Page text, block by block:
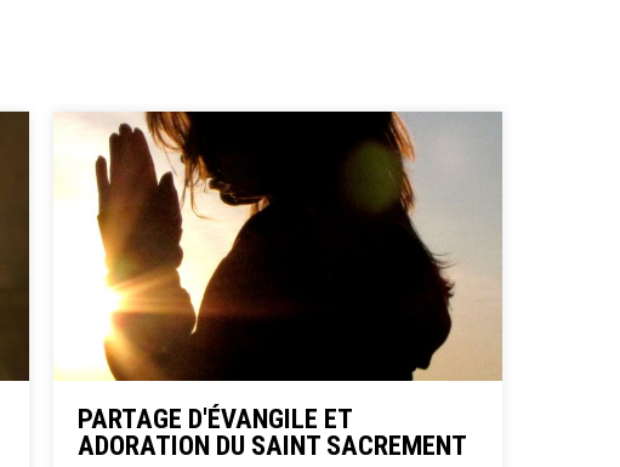
PARTAGE D'ÉVANGILE ET
ADORATION DU SAINT SACREMENT